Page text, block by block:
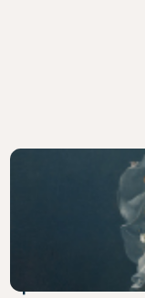
RELATIONS DE PRESSE
Le vent.
peut